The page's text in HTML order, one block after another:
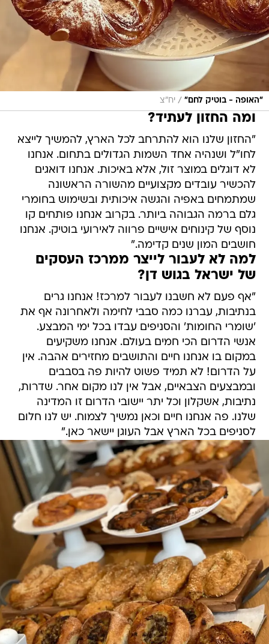
"האופה - בוטיק לחם" / יח"צ
ומה החזון לעתיד?
"החזון שלנו הוא להתרחב לכל הארץ, להמשיך לייצא
לחו"ל ושנהיה אחד השמות הגדולים בתחום. אנחנו
לא דוגלים במוצר זול, אלא באיכות. אנחנו דואגים
להכשיר עובדים מקצועיים מהשורה הראשונה
שמתמחים באפיה והגשה איכותית ובשימוש בחומרי
גלם ברמה הגבוהה ביותר. בקרוב אנחנו פותחים קו
נוסף של קינוחים אישיים פרווה לאירועי בוטיק. אנחנו
חושבים המון שנים קדימה."
למה לא לעבור לייצר ממרכז העסקים
של ישראל בגוש דן?
"אף פעם לא חשבנו לעבור למרכז! אנחנו גרים
בנתיבות, עברנו כמה סבבי לחימה ולאחרונה אף את
'שומרי החומות' והסניפים עבדו בכל ימי המבצע.
אנשי הדרום הכי חמים בעולם. אנחנו משקיעים
במקום בו אנחנו חיים והתושבים מחזירים אהבה. אין
על הדרום! לא תמיד פשוט להיות פה בסבבים
ובמבצעים הצבאיים, אבל אין לנו מקום אחר. שדרות,
נתיבות, אשקלון וכל יתר יישובי הדרום זו המדינה
שלנו. פה אנחנו חיים וכאן נמשיך לצמוח. יש לנו חלום
לסניפים בכל הארץ אבל העוגן יישאר כאן."